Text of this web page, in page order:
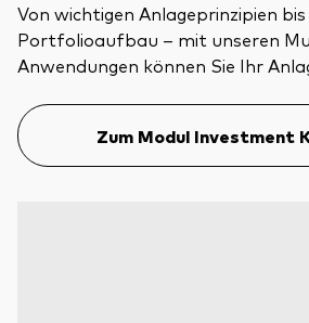
Von wichtigen Anlageprinzipien
Portfolioaufbau – mit unseren
Anwendungen können Sie Ihr
Zum Modul Investment